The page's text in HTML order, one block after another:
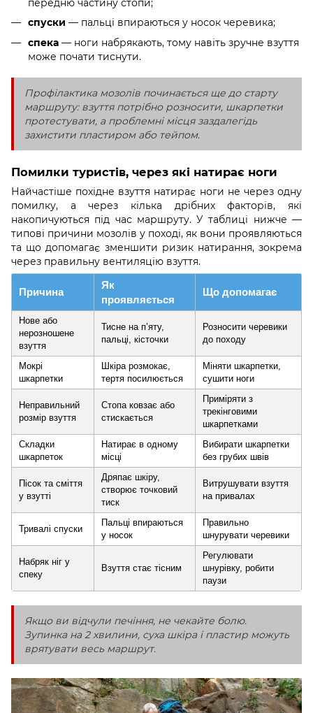
передню частину стопи;
спуски — пальці впираються у носок черевика;
спека — ноги набрякають, тому навіть зручне взуття
може почати тиснути.
Профілактика мозолів починається ще до старту
маршруту: взуття потрібно розносити, шкарпетки
протестувати, а проблемні місця заздалегідь
захистити пластиром або тейпом.
Помилки туристів, через які натирає ноги
Найчастіше похідне взуття натирає ноги не через одну
помилку, а через кілька дрібних факторів, які
накопичуються під час маршруту. У таблиці нижче —
типові причини мозолів у поході, як вони проявляються
та що допомагає зменшити ризик натирання, зокрема
через правильну вентиляцію взуття.
Причина
Як
проявляється
Що допомагає
Нове або
нерозношене
взуття
Тисне на п’яту,
пальці, кісточки
Розносити черевики
до походу
Мокрі
шкарпетки
Шкіра розмокає,
тертя посилюється
Міняти шкарпетки,
сушити ноги
Неправильний
розмір взуття
Стопа ковзає або
стискається
Приміряти з
трекінговими
шкарпетками
Складки
шкарпеток
Натирає в одному
місці
Вибирати шкарпетки
без грубих швів
Пісок та сміття
у взутті
Дряпає шкіру,
створює точковий
тиск
Витрушувати взуття
на привалах
Тривалі спуски
Пальці впираються
у носок
Правильно
шнурувати черевики
Набряк ніг у
спеку
Взуття стає тісним
Регулювати
шнурівку, робити
паузи
Якщо ви відчули печіння, не чекайте болю.
Зупинка на 2 хвилини, суха шкіра і пластир можуть
врятувати весь маршрут.